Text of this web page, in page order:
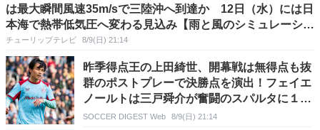
は最大瞬間風速35m/sで三陸沖へ到達か 12日（水）には日
本海で熱帯低気圧へ変わる見込み【雨と風のシミュレーショ
ン】
チューリップテレビ 8/9(日) 21:14
昨季得点王の上田綺世、開幕戦は無得点も抜
群のポストプレーで決勝点を演出！フェイエ
ノールトは三戸舜介が奮闘のスパルタに１－
０勝利！渡辺剛は欠場
SOCCER DIGEST Web 8/9(日) 21:14